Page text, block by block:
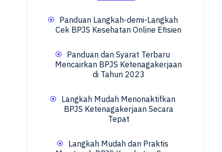
Panduan Langkah-demi-Langkah
Cek BPJS Kesehatan Online Efisien
Panduan dan Syarat Terbaru
Mencairkan BPJS Ketenagakerjaan
di Tahun 2023
Langkah Mudah Menonaktifkan
BPJS Ketenagakerjaan Secara
Tepat
Langkah Mudah dan Praktis